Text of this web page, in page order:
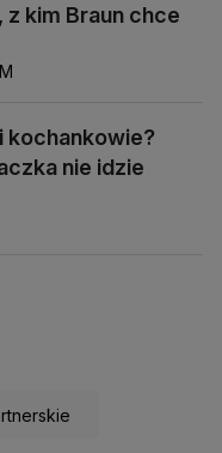
kim Braun chce
kochankowie?
nie idzie